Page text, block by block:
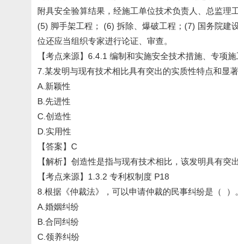
附具安全验算结果，经施工单位技术负责人、总监
(5) 脚手架工程； (6) 拆除、爆破工程；(7) 国务院建
位还应当组织专家进行论证、审查。
【考点来源】6.4.1 编制和实施安全技术措施、专项
7.某发明与现有技术相比具有突出的实质性特点和显
A.新颖性
B.先进性
C.创造性
D.实用性
【答案】C
【解析】创造性是指与现有技术相比，该发明具有
【考点来源】1.3.2 专利权制度 P18
8.根据《仲裁法》，可以申请仲裁的民事纠纷是（ ）。
A.婚姻纠纷
B.合同纠纷
C.领养纠纷